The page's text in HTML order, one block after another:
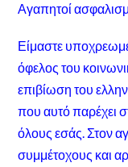
Αγαπητοί
Είμαστε
όφελος του
επιβίωση του
που αυτό παρέχει
όλους εσάς. Στον
συμμέτοχους και